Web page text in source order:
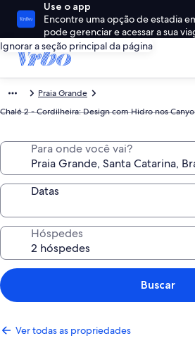
Use o app
Encontre uma opção de estadia
pode gerenciar e acessar a sua
Ignorar a seção principal da página
Praia Grande
Chalé 2 - Cordilheira: Design com Hidro nos
Para onde você vai?
Datas
Hóspedes
Buscar
Ver todas as propriedades